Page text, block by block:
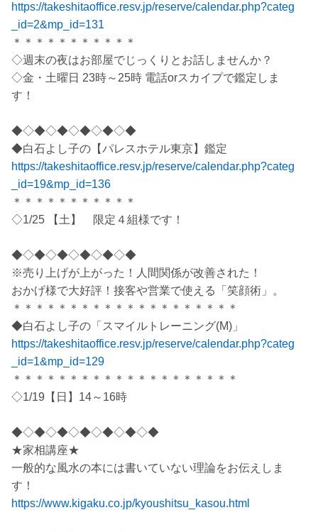
https://takeshitaoffice.resv.jp/reserve/calendar.php?categ
_id=2&mp_id=131
＊＊＊＊＊＊＊＊＊＊＊
◇週末の夜はお部屋でじっくりとお話しませんか？
◇金・土曜日 23時～25時 電話orスカイプで鑑定しま
す！
◆◇◆◇◆◇◆◇◆◇◆
◆白石よし子の【パレスホテル東京】鑑定
https://takeshitaoffice.resv.jp/reserve/calendar.php?categ
_id=19&mp_id=136
＊＊＊＊＊＊＊＊＊＊＊
◇1/25 【土】 限定４組様です！
◆◇◆◇◆◇◆◇◆◇◆
※売り上げが上がった！人間関係が改善された！
おかげ様で大好評！接客や営業で使える「笑顔術」。
＊＊＊＊＊＊＊＊＊＊＊＊＊＊＊＊＊＊＊＊
◆白石よし子の「スマイルトレーニング(M)」
https://takeshitaoffice.resv.jp/reserve/calendar.php?categ
_id=1&mp_id=129
＊＊＊＊＊＊＊＊＊＊＊＊＊＊＊＊＊＊＊＊
◇1/19【日】14～16時
◆◇◆◇◆◇◆◇◆◇◆◇◆
★家相講座★
一般的な風水の本には書いていない理論をお伝えしま
す！
https://www.kigaku.co.jp/kyoushitsu_kasou.html